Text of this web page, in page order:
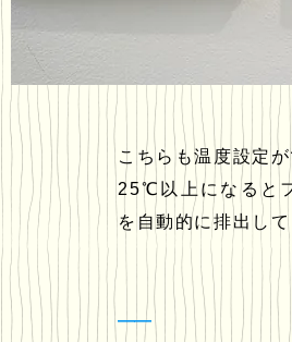
こちらも温度設定
25℃以上になると
を自動的に排出し
――